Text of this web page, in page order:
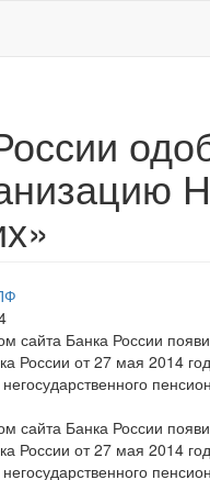
содержанию
сайта Банка России
России от 27 мая 2014
сайта Банка России
России от 27 мая 2014